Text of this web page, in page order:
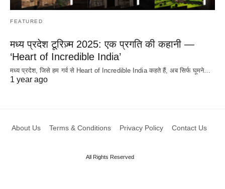
FEATURED
मध्य प्रदेश टूरिज़्म 2025: एक प्रगति की कहानी —
‘Heart of Incredible India’
मध्य प्रदेश, जिसे हम गर्व से Heart of Incredible India कहते हैं, अब सिर्फ घूमने…
1 year ago
About Us Terms & Conditions Privacy Policy Contact Us
All Rights Reserved